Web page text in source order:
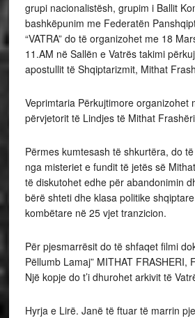
grupi nacionalistësh, grupim i Ballit
bashkëpunim me Federatën
“VATRA” do të organizohet me 18
11.AM në Sallën e Vatrës takimi
apostullit të Shqiptarizmit, Mithat
Veprimtaria Përkujtimore organizohet
përvjetorit të Lindjes të Mithat
Përmes kumtesash të shkurtëra, do
nga misteriet e fundit të jetës së
të diskutohet edhe për abandonimin
bërë shteti dhe klasa politike
kombëtare në 25 vjet tranzicion.
Për pjesmarrësit do të shfaqet filmi
Pëllumb Lamaj” MITHAT FRASHERI,
Një kopje do t’i dhurohet arkivit të
Hyrja e Lirë. Janë të ftuar të marrin